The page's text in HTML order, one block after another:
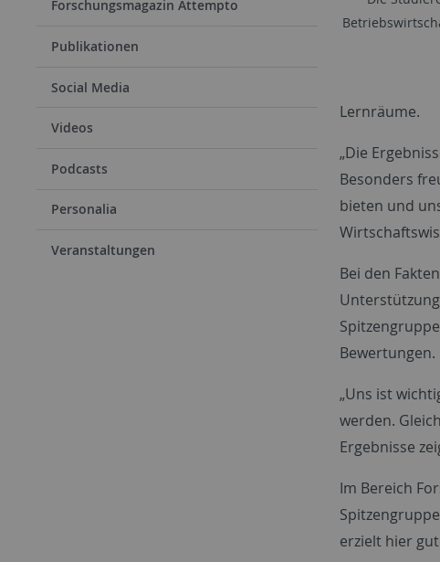
Forschungsmagazin Attempto
Publikationen
Social Media
Videos
Podcasts
Personalia
Veranstaltungen
Lernräume.
„Die
Besonders
bieten und
Bei den
Bewertungen.
„Uns ist
werden.
Ergebnisse
Im Bereich
erzielt hier